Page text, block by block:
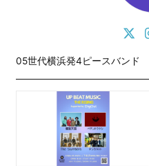
05世代横浜発4ピースバンド